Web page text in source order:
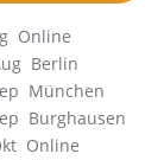
Online
Berlin
München
Burghausen
Online